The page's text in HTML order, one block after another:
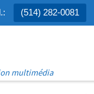
(514) 282-0081
multimédia